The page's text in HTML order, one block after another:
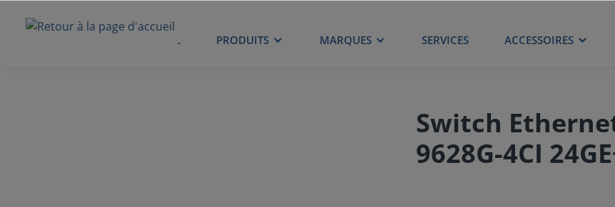
ACCUEIL PRODUITS MARQUES SERVICES ACCESSOIRES
Switch
9628G-4CI